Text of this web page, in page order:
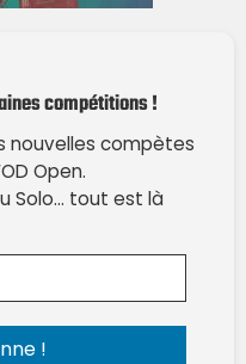
compétitions !
nouvelles compètes
Open.
Solo… tout est là